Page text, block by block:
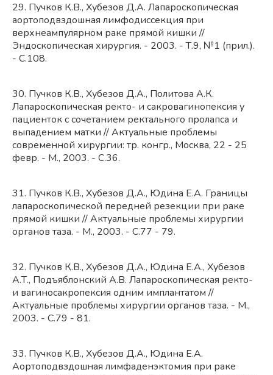
29. Пучков К.В., Хубезов Д.А. Лапароскопическая
аортоподвздошная лимфодиссекция при
верхнеампулярном раке прямой кишки //
Эндоскопическая хирургия. - 2003. - Т.9, №1 (прил.).
- С.108.
30. Пучков К.В., Хубезов Д.А., Политова А.К.
Лапароскопическая ректо- и сакровагинопексия у
пациенток с сочетанием ректального пролапса и
выпадением матки // Актуальные проблемы
современной хирургии: тр. конгр., Москва, 22 - 25
февр. - М., 2003. - С.36.
31. Пучков К.В., Хубезов Д.А., Юдина Е.А. Границы
лапароскопической передней резекции при раке
прямой кишки // Актуальные проблемы хирургии
органов таза. - М., 2003. - С.77 - 79.
32. Пучков К.В., Хубезов Д.А., Юдина Е.А., Хубезов
А.Т., Подъяблонский А.В. Лапароскопическая ректо-
и вагиносакропексия одним имплантатом //
Актуальные проблемы хирургии органов таза. - М.,
2003. - С.79 - 81.
33. Пучков К.В., Хубезов Д.А., Юдина Е.А.
Аортоподвздошная лимфаденэктомия при раке